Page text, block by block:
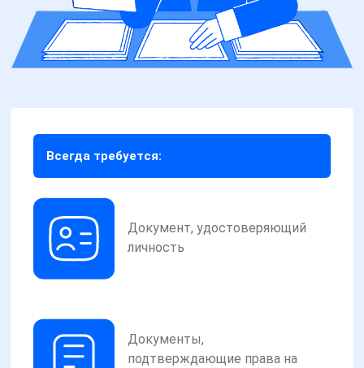
Всегда требуется:
Документ, удостоверяющий
личность
Документы,
подтверждающие права на